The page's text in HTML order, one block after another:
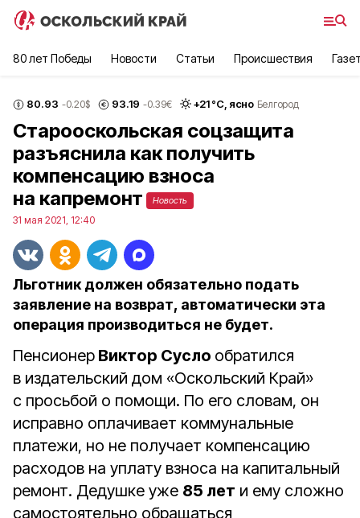
80 лет Победы Новости Статьи Происшествия
80.93 -0.20$ 93.19 -0.39€ +21°С, ясно Белгород
Старооскольская соцзащита
разъяснила как получить
компенсацию взноса
на капремонт
Новость
31 мая 2021, 12:40
Льготник должен обязательно подать
заявление на возврат, автоматически эта
операция производиться не будет.
Пенсионер Виктор Сусло обратился
в издательский дом «Оскольский Край»
с просьбой о помощи. По его словам, он
исправно оплачивает коммунальные
платежи, но не получает компенсацию
расходов на уплату взноса на капитальный
ремонт. Дедушке уже 85 лет и ему сложно
самостоятельно обращаться